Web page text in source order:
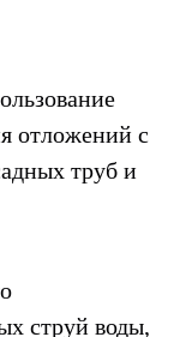
отложений с
труб и
струй воды,